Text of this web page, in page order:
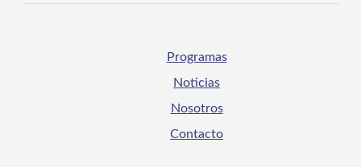
Programas
Noticias
Nosotros
Contacto